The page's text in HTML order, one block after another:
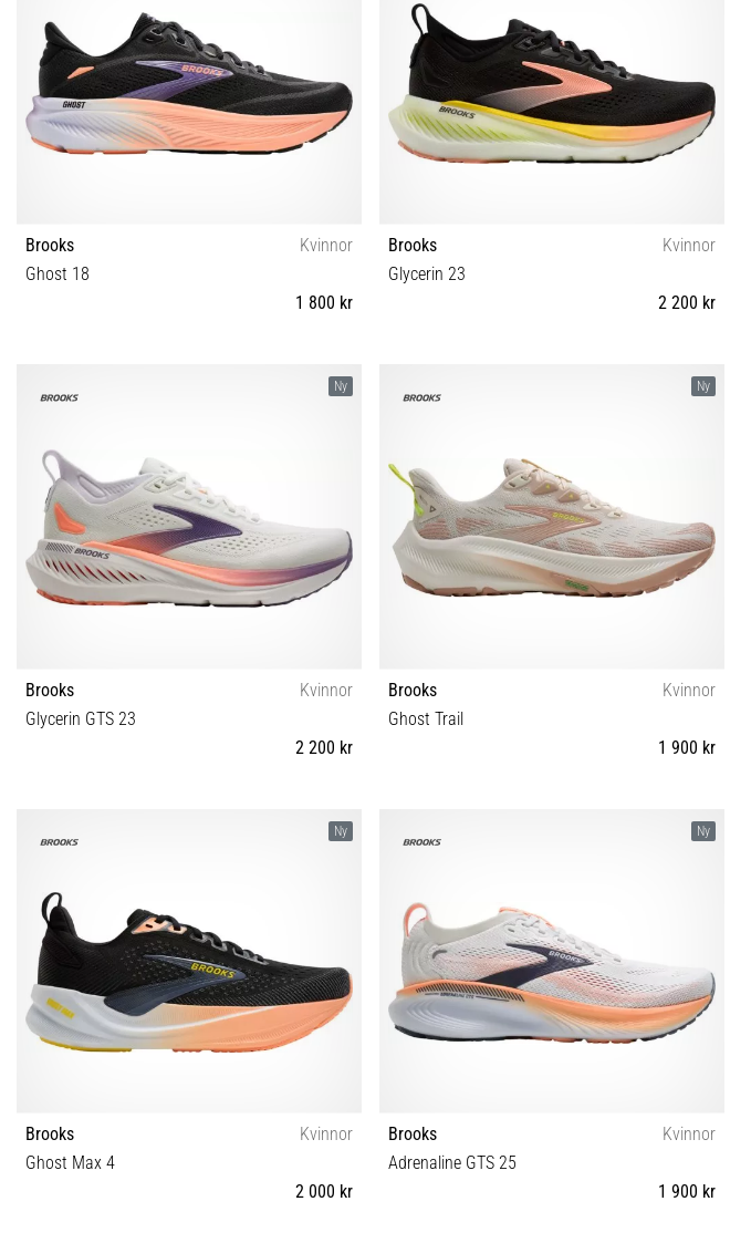
Brooks
Kvinnor
Ghost 18
1 800 kr
36½ 37½ 38 38½ 39 40 40½ 41 42 42½ 43 44 44½
Brooks
Kvinnor
Glycerin 23
2 200 kr
35½ 36 37½ 38 38½ 39 40 40½ 41 42 43 44 44½
Ny
Brooks
Kvinnor
Glycerin GTS 23
2 200 kr
35½ 36½ 37½ 38 38½ 39 40 40½ 41 42 42½ 43
Ny
Brooks
Kvinnor
Ghost Trail
1 900 kr
Ny
Brooks
Kvinnor
Ghost Max 4
2 000 kr
Ny
Brooks
Kvinnor
Adrenaline GTS 25
1 900 kr